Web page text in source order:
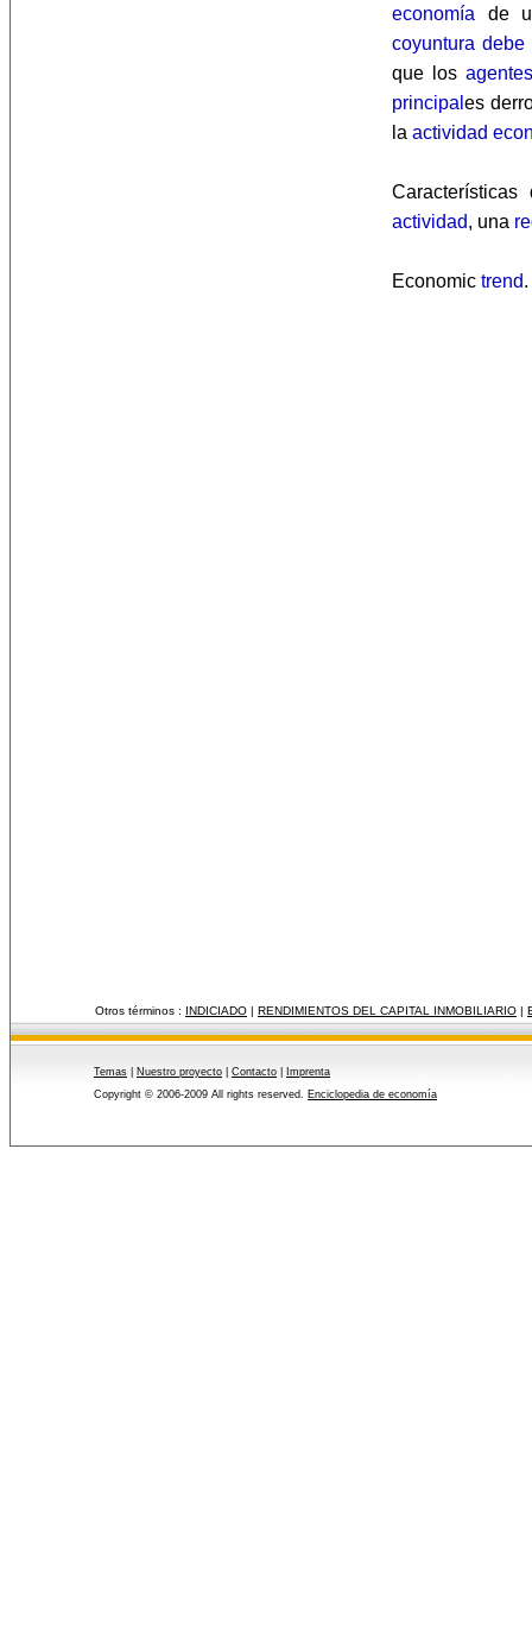
economía de
coyuntura debe
que los
principales
la actividad
actividad, una
Economic trend
Otros términos : INDICIADO | RENDIMIENTOS DEL CAPITAL INMOBILIARIO |
Temas Nuestro proyecto Contacto
Imprenta
Copyright © 2006-2009 All rights reserved. Enciclopedia de economía